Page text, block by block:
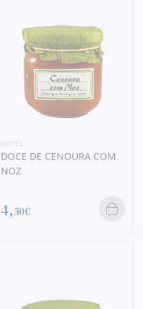
DOCES
DOCE DE CENOURA COM
NOZ
4,50€